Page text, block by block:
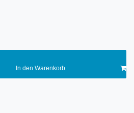
In den Warenkorb